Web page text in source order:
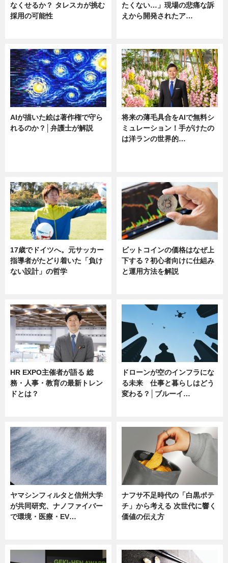
なくせるか？ タレスカが挑む
採用の可能性
たくない…」現場の悲痛な訴
えから開発されたア…
AIが描いた絵は著作権で守ら
れるのか？│弁護士が解説
将来の薄毛具合をAIで無料シ
ミュレーション！手がけたの
は洋ランの世界的…
17歳でドイツへ。元サッカー
指導者がたどり着いた「負け
ない設計」の哲学
ビットコインの価格はなぜ上
下する？初心者向けに仕組み
と運用方法を解説
HR EXPO主催者が語る 総
務・人事・教育の最新トレン
ドとは？
ドローンが空のインフラにな
る未来 仕事と暮らしはどう
変わる？│ブルーイ…
ヤマシンフィルタと信州大学
が共同研究、ナノファイバー
で環境・医療・EV…
ナフサ不足時代の「白黒ポテ
チ」から考える 次世代に響く
価値の伝え方